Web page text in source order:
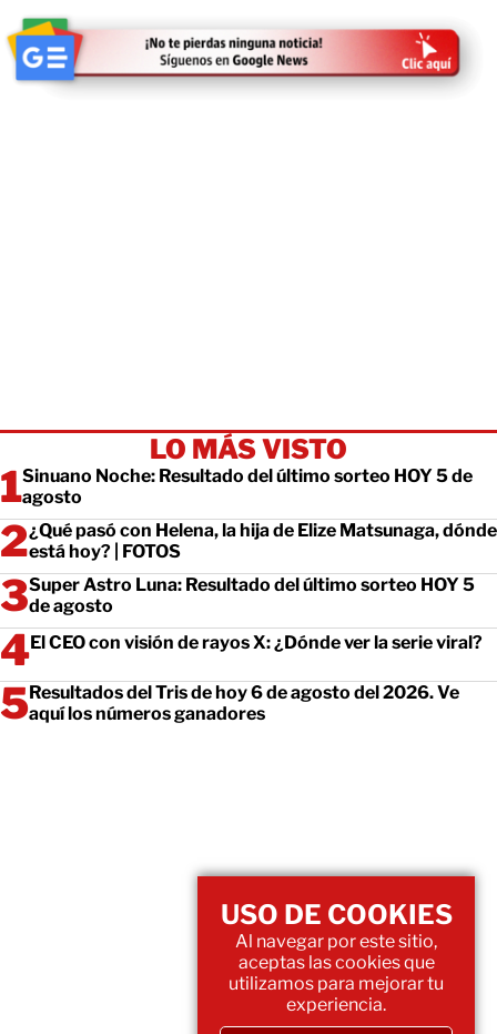
LO MÁS VISTO
Sinuano Noche: Resultado del último sorteo HOY 5 de
agosto
¿Qué pasó con Helena, la hija de Elize Matsunaga, dónde
está hoy? | FOTOS
Super Astro Luna: Resultado del último sorteo HOY 5
de agosto
El CEO con visión de rayos X: ¿Dónde ver la serie viral?
Resultados del Tris de hoy 6 de agosto del 2026. Ve
aquí los números ganadores
USO DE COOKIES
Al navegar por este sitio,
aceptas las cookies que
utilizamos para mejorar tu
experiencia.